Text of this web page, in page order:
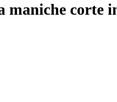
maniche corte